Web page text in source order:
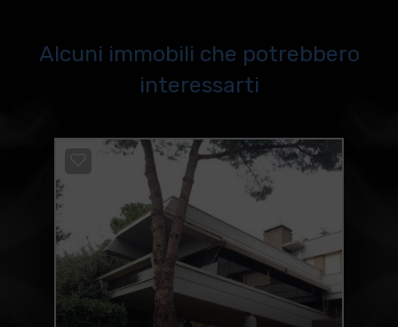
Alcuni immobili che potrebbero
interessarti